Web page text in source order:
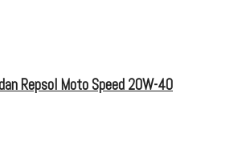
Repsol Moto Speed 20W-40